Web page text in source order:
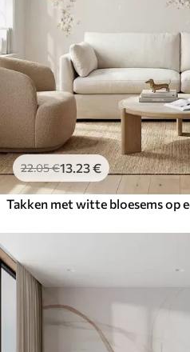
22.05€13 .23€